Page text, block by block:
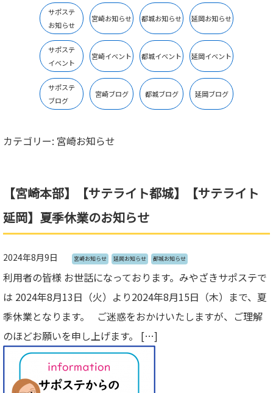
サポステ
お知らせ
宮崎お知らせ 都城お知らせ 延岡お知らせ
サポステ
イベント
宮崎イベント 都城イベント 延岡イベント
サポステ
ブログ
宮崎ブログ 都城ブログ 延岡ブログ
カテゴリー: 宮崎お知らせ
【宮崎本部】【サテライト都城】【サテライト
延岡】夏季休業のお知らせ
2024年8月9日 宮崎お知らせ 延岡お知らせ 都城お知らせ
利用者の皆様 お世話になっております。みやざきサポステで
は 2024年8月13日（火）より2024年8月15日（木）まで、夏
季休業となります。 ご迷惑をおかけいたしますが、ご理解
のほどお願いを申し上げます。 […]